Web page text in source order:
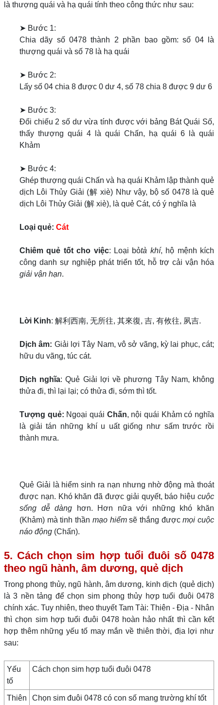
là thượng quái và hạ quái tính theo công thức như sau:
➤ Bước 1:
Chia dãy số 0478 thành 2 phần bao gồm: số 04 là
thượng quái và số 78 là hạ quái
➤ Bước 2:
Lấy số 04 chia 8 được 0 dư 4, số 78 chia 8 được 9 dư 6
➤ Bước 3:
Đối chiếu 2 số dư vừa tính được với bảng Bát Quái Số,
thấy thượng quái 4 là quái Chấn, hạ quái 6 là quái
Khảm
➤ Bước 4:
Ghép thượng quái Chấn và hạ quái Khảm lập thành quẻ
dịch Lôi Thủy Giải (解 xiè) Như vậy, bộ số 0478 là quẻ
dịch Lôi Thủy Giải (解 xiè), là quẻ Cát, có ý nghĩa là
Loại quẻ: Cát
Chiêm quẻ tốt cho việc: Loại bỏtà khí, hộ mệnh kích
công danh sự nghiệp phát triển tốt, hỗ trợ cải vận hóa
giải vận hạn.
Lời Kinh: 解利西南, 无所往, 其來復, 吉, 有攸往, 夙吉.
Dịch âm: Giải lợi Tây Nam, vô sở vãng, kỳ lai phục, cát;
hữu du vãng, túc cát.
Dịch nghĩa: Quẻ Giải lợi về phương Tây Nam, không
thửa đi, thì lại lại; có thửa đi, sớm thì tốt.
Tượng quẻ: Ngoại quái Chấn, nội quái Khảm có nghĩa
là giải tán những khí u uất giống như sấm trước rồi
thành mưa.
Quẻ Giải là hiểm sinh ra nạn nhưng nhờ động mà thoát
được nạn. Khó khăn đã được giải quyết, báo hiệu cuộc
sống dễ dàng
hơn. Hơn nữa với những khó khăn
(Khảm) mà tinh thần mạo hiểmsẽ thắng đượcmọi cuộc
náo động (Chấn).
5. Cách chọn sim hợp tuổi đuôi số 0478
theo ngũ hành, âm dương, quẻ dịch
Trong phong thủy, ngũ hành, âm dương, kinh dịch (quẻ dịch)
là 3 nền tảng để chọn sim phong thủy hợp tuổi đuôi 0478
chính xác. Tuy nhiên, theo thuyết Tam Tài: Thiên - Địa - Nhân
thì chọn sim hợp tuổi đuôi 0478 hoàn hảo nhất thì cần kết
hợp thêm những yếu tố may mắn về thiên thời, địa lợi như
sau:
Yếu
tố
Cách chọn sim hợp tuổi đuôi 0478
Thiên
Chọn sim đuôi 0478 có con số mang trường khí tốt